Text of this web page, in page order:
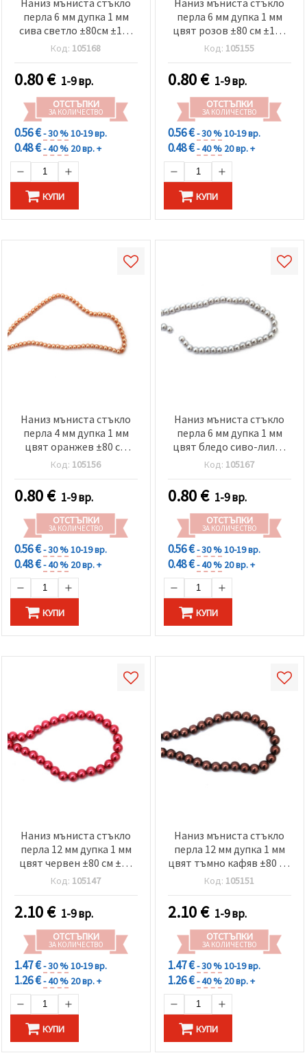
перла 6 мм дупка 1 мм
сива светло ±80см ±140
броя
Код: 105168
0.80€ 1-9 вр.
ОТСТЪПКИ
ЗА КОЛИЧЕСТВО
0.56 €- 30 %10-19 вр.
0.48 €- 40 % 20 вр. +
КУПИ
перла 6 мм дупка 1 мм
цвят розов ±80 см ±140
броя
Код: 105155
0.80€ 1-9 вр.
ОТСТЪПКИ
ЗА КОЛИЧЕСТВО
0.56 €- 30 %10-19 вр.
0.48 €- 40 % 20 вр. +
КУПИ
Наниз мъниста стъкло
перла 4 мм дупка 1 мм
цвят оранжев ±80 см
±216 броя
Код: 105156
0.80€ 1-9 вр.
ОТСТЪПКИ
ЗА КОЛИЧЕСТВО
0.56 €- 30 %10-19 вр.
0.48 €- 40 % 20 вр. +
КУПИ
Наниз мъниста стъкло
перла 6 мм дупка 1 мм
цвят бледо сиво-лилав
±80см ±140 броя
Код: 105167
0.80€ 1-9 вр.
ОТСТЪПКИ
ЗА КОЛИЧЕСТВО
0.56 €- 30 %10-19 вр.
0.48 €- 40 % 20 вр. +
КУПИ
Наниз мъниста стъкло
перла 12 мм дупка 1 мм
цвят червен ±80 см ±70
броя
Код: 105147
2.10€ 1-9 вр.
ОТСТЪПКИ
ЗА КОЛИЧЕСТВО
1.47 €- 30 %10-19 вр.
1.26 €- 40 % 20 вр. +
КУПИ
Наниз мъниста стъкло
перла 12 мм дупка 1 мм
цвят тъмно кафяв ±80 см
±76 броя
Код: 105151
2.10€ 1-9 вр.
ОТСТЪПКИ
ЗА КОЛИЧЕСТВО
1.47 €- 30 %10-19 вр.
1.26 €- 40 % 20 вр. +
КУПИ